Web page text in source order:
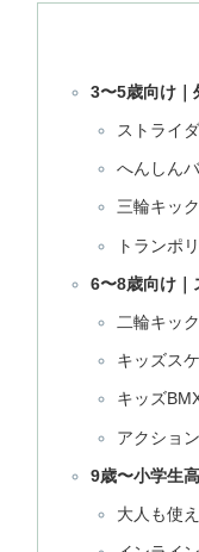
3〜5歳向け｜
ストライ
へんしん
三輪キッ
トランポ
6〜8歳向け｜
二輪キッ
キッズス
キッズ
アクショ
9歳〜小学生
大人も使